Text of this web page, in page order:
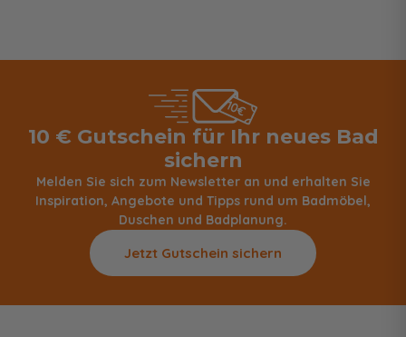
10 € Gutschein für Ihr neues Bad
sichern
Melden Sie sich zum Newsletter an und erhalten Sie
Inspiration, Angebote und Tipps rund um Badmöbel,
Duschen und Badplanung.
Jetzt Gutschein sichern